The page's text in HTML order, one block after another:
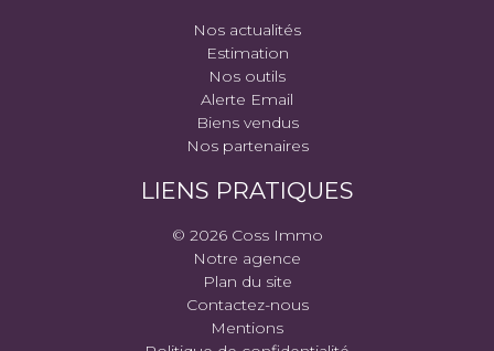
Nos actualités
Estimation
Nos outils
Alerte Email
Biens vendus
Nos partenaires
LIENS PRATIQUES
© 2026 Coss Immo
Notre agence
Plan du site
Contactez-nous
Mentions